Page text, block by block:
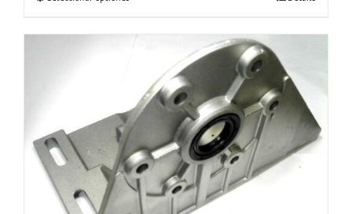
tiene
variantes.
opciones
se
elegir
en
la
página